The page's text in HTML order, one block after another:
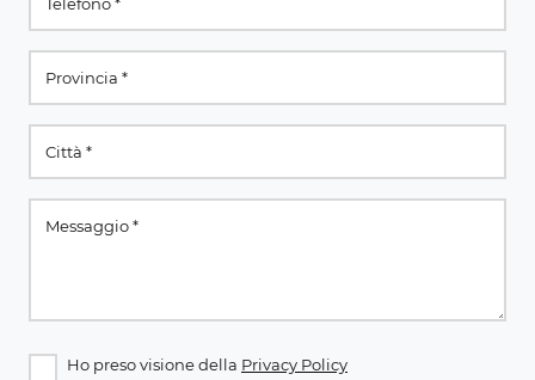
Ho preso visione della Privacy Policy